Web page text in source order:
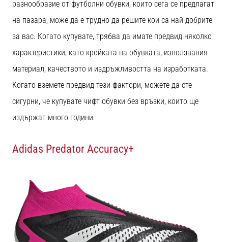
от
всеки
гол
и…
9. 6. 2025
1 мин. четене
Nike
футболни
обувки
Nike
Phantom
разнообразие от футболни обувки, които сега се предлагат
на пазара, може да е трудно да решите кои са най-добрите
за вас. Когато купувате, трябва да имате предвид няколко
характеристики, като кройката на обувката, използвания
материал, качеството и издръжливостта на изработката.
Когато вземете предвид тези фактори, можете да сте
сигурни, че купувате чифт обувки без връзки, които ще
издържат много години.
Adidas Predator Accuracy+